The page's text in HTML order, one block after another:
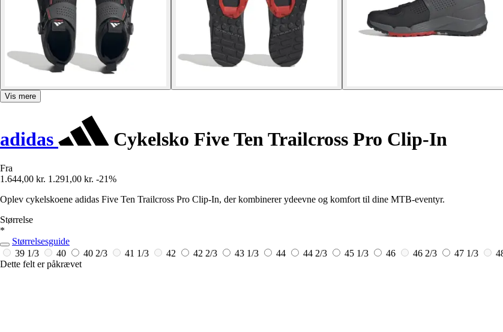
Vis mere
adidas Cykelsko Five Ten Trailcross Pro Clip-In
Fra
1.644,00 kr. 1.291,00 kr. -21%
Oplev cykelskoene adidas Five Ten Trailcross Pro Clip-In, der kombinerer ydeevne og komfort til dine MTB-eventyr.
Størrelse
*
Størrelsesguide
39 1/3
40 40 2/3 41 1/3 42 42 2/3 43 1/3 44 44 2/3 45 1/3 46 46 2/3 47 1/3
Dette felt er påkrævet